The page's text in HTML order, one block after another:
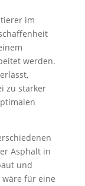
im
werden.
zu starker
Asphalt in
und
für eine